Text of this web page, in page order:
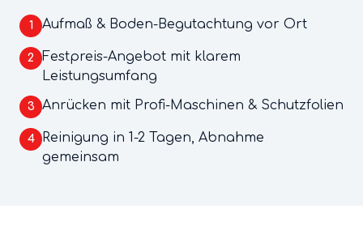
1 Aufmaß & Boden-Begutachtung vor Ort
2
Festpreis-Angebot mit klarem
Leistungsumfang
3 Anrücken mit Profi-Maschinen & Schutzfolien
4
Reinigung in 1-2 Tagen, Abnahme
gemeinsam